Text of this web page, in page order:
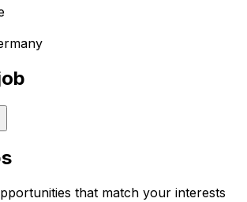
that match your interests